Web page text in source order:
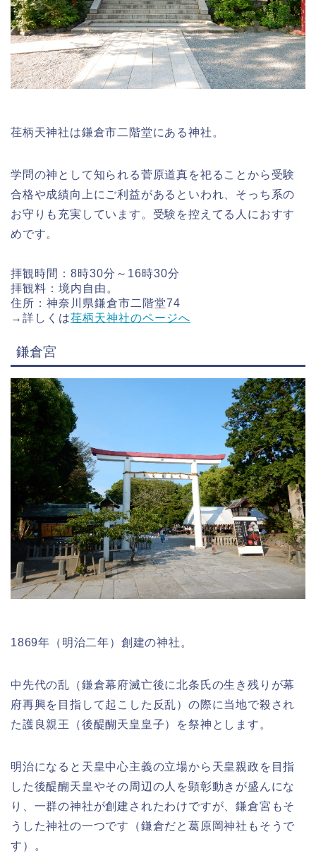
荏柄天神社は鎌倉市二階堂にある神社。
学問の神として知られる菅原道真を祀ることから受験
合格や成績向上にご利益があるといわれ、そっち系の
お守りも充実しています。受験を控えてる人におすす
めです。
拝観時間：8時30分～16時30分
拝観料：境内自由。
住所：神奈川県鎌倉市二階堂74
→詳しくは荏柄天神社のページへ
鎌倉宮
1869年（明治二年）創建の神社。
中先代の乱（鎌倉幕府滅亡後に北条氏の生き残りが幕
府再興を目指して起こした反乱）の際に当地で殺され
た護良親王（後醍醐天皇皇子）を祭神とします。
明治になると天皇中心主義の立場から天皇親政を目指
した後醍醐天皇やその周辺の人を顕彰動きが盛んにな
り、一群の神社が創建されたわけですが、鎌倉宮もそ
うした神社の一つです（鎌倉だと葛原岡神社もそうで
す）。